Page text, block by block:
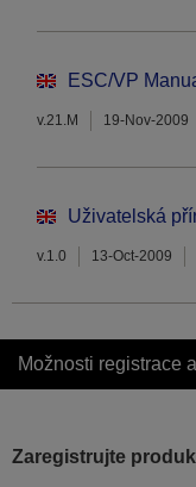
ESC/VP
v.21.M 19-Nov-2009
Uživatelská
v.1.0 13-Oct-2009
Možnosti registrace
Zaregistrujte